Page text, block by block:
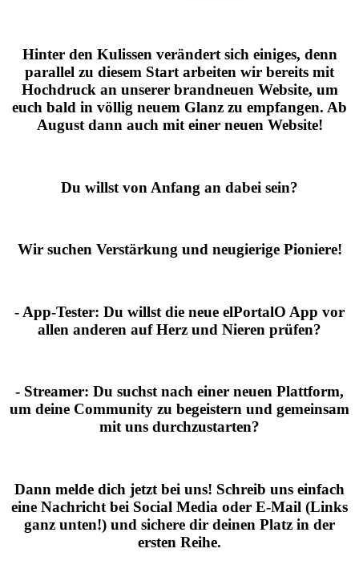
Hinter den Kulissen verändert sich einiges, denn
parallel zu diesem Start arbeiten wir bereits mit
Hochdruck an unserer brandneuen Website, um
euch bald in völlig neuem Glanz zu empfangen. Ab
August dann auch mit einer neuen Website!
Du willst von Anfang an dabei sein?
Wir suchen Verstärkung und neugierige Pioniere!
- App-Tester: Du willst die neue elPortalO App vor
allen anderen auf Herz und Nieren prüfen?
- Streamer: Du suchst nach einer neuen Plattform,
um deine Community zu begeistern und gemeinsam
mit uns durchzustarten?
Dann melde dich jetzt bei uns! Schreib uns einfach
eine Nachricht bei Social Media oder E-Mail (Links
ganz unten!) und sichere dir deinen Platz in der
ersten Reihe.